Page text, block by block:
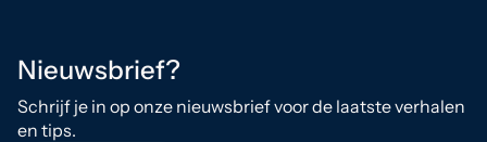
Nieuwsbrief?
Schrijf je in op onze nieuwsbrief voor de laatste verhalen
en tips.